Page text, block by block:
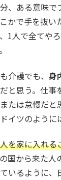
、ある意味
かで手を抜い
1人で全てや
介護でも、 身
と思う。仕
たは怠慢だと
イツのように
を家に入れる
国から来た
いるように